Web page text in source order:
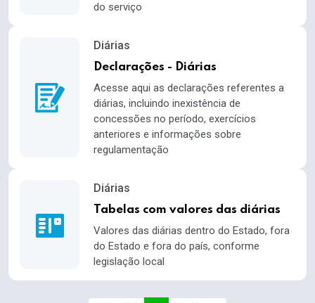
do serviço
Diárias
Declarações - Diárias
Acesse aqui as declarações referentes a
diárias, incluindo inexistência de
concessões no período, exercícios
anteriores e informações sobre
regulamentação
Diárias
Tabelas com valores das diárias
Valores das diárias dentro do Estado, fora
do Estado e fora do país, conforme
legislação local